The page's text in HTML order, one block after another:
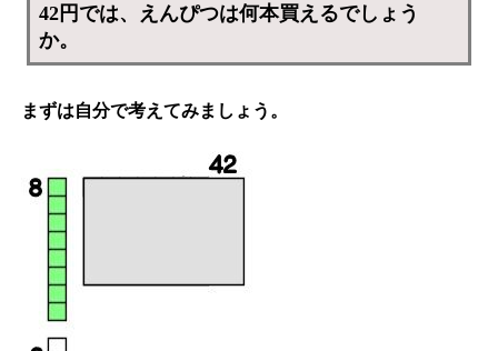
42円では、えんぴつは何本買えるでしょう
か。
まずは自分で考えてみましょう。